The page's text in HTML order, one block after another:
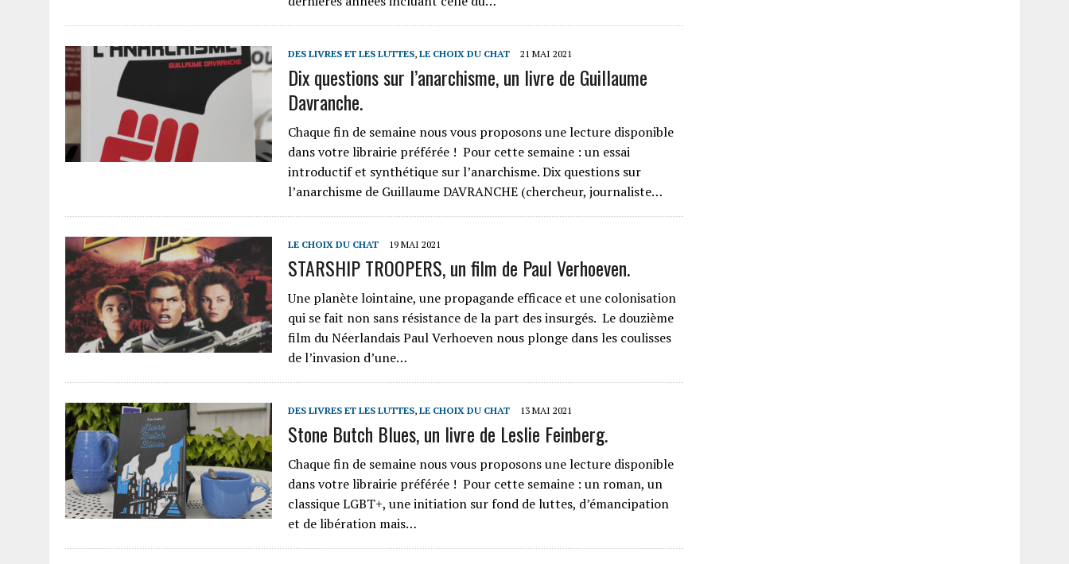
DES LIVRES ET LES LUTTES, LE CHOIX DU CHAT 21 MAI 2021
Dix questions sur l’anarchisme, un livre de Guillaume
Davranche.
Chaque fin de semaine nous vous proposons une lecture disponible
dans votre librairie préférée ! Pour cette semaine : un essai
introductif et synthétique sur l’anarchisme. Dix questions sur
l’anarchisme de Guillaume DAVRANCHE (chercheur, journaliste…
LE CHOIX DU CHAT 19 MAI 2021
STARSHIP TROOPERS, un film de Paul Verhoeven.
Une planète lointaine, une propagande efficace et une colonisation
qui se fait non sans résistance de la part des insurgés. ‌Le douzième
film du Néerlandais Paul Verhoeven nous plonge dans les coulisses
de l’invasion d’une…
DES LIVRES ET LES LUTTES, LE CHOIX DU CHAT 13 MAI 2021
Stone Butch Blues, un livre de Leslie Feinberg.
Chaque fin de semaine nous vous proposons une lecture disponible
dans votre librairie préférée ! Pour cette semaine : un roman, un
classique LGBT+, une initiation sur fond de luttes, d’émancipation
et de libération mais…